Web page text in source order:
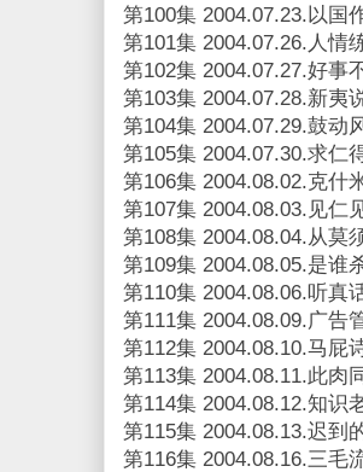
第100集 2004.07.23.以国
第101集 2004.07.26.人情
第102集 2004.07.27.好事
第103集 2004.07.28.新夷
第104集 2004.07.29.鼓动
第105集 2004.07.30.求仁
第106集 2004.08.02.克什
第107集 2004.08.03.见仁
第108集 2004.08.04.从莫
第109集 2004.08.05.是谁
第110集 2004.08.06.听真
第111集 2004.08.09.广告
第112集 2004.08.10.马屁
第113集 2004.08.11.此肉
第114集 2004.08.12.知识
第115集 2004.08.13.迟到
第116集 2004.08.16.三毛